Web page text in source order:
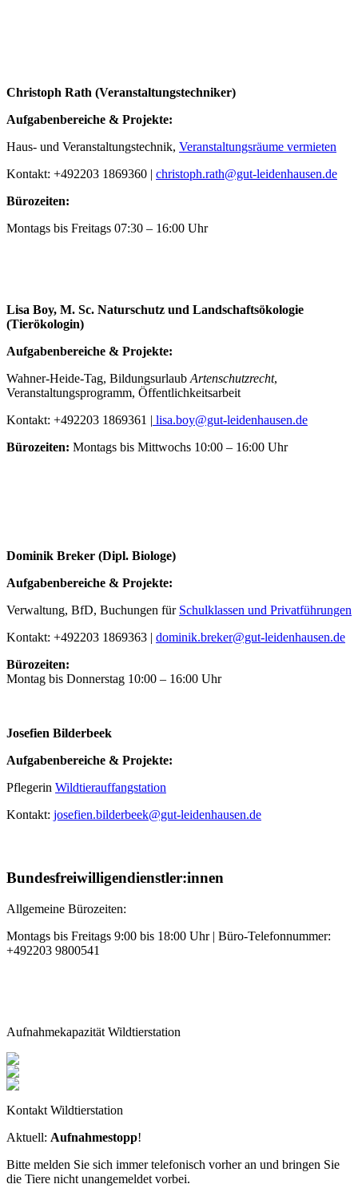
Christoph Rath (Veranstaltungstechniker)
Aufgabenbereiche & Projekte:
Haus- und Veranstaltungstechnik, Veranstaltungsräume vermieten
Kontakt: +492203 1869360 | christoph.rath@gut-leidenhausen.de
Bürozeiten:
Montags bis Freitags 07:30 – 16:00 Uhr
Lisa Boy, M. Sc. Naturschutz und Landschaftsökologie
(Tierökologin)
Aufgabenbereiche & Projekte:
Wahner-Heide-Tag, Bildungsurlaub Artenschutzrecht,
Veranstaltungsprogramm, Öffentlichkeitsarbeit
Kontakt: +492203 1869361 | lisa.boy@gut-leidenhausen.de
Bürozeiten: Montags bis Mittwochs 10:00 – 16:00 Uhr
Dominik Breker (Dipl. Biologe)
Aufgabenbereiche & Projekte:
Verwaltung, BfD, Buchungen für Schulklassen und Privatführungen
Kontakt: +492203 1869363 | dominik.breker@gut-leidenhausen.de
Bürozeiten:
Montag bis Donnerstag 10:00 – 16:00 Uhr
Josefien Bilderbeek
Aufgabenbereiche & Projekte:
Pflegerin Wildtierauffangstation
Kontakt: josefien.bilderbeek@gut-leidenhausen.de
Bundesfreiwilligendienstler:innen
Allgemeine Bürozeiten:
Montags bis Freitags 9:00 bis 18:00 Uhr | Büro-Telefonnummer:
+492203 9800541
Aufnahmekapazität Wildtierstation
Kontakt Wildtierstation
Aktuell: Aufnahmestopp!
Bitte melden Sie sich immer telefonisch vorher an und bringen Sie
die Tiere nicht unangemeldet vorbei.